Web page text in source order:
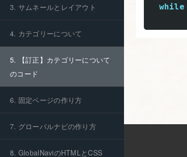
3. サムネールとレイアウト
4. カテゴリーについて
5. 【訂正】カテゴリーについて
のコード
6. 固定ページの作り方
7. グローバルナビの作り方
8. GlobalNaviのHTMLとCSS
while